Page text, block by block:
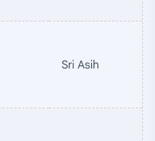
Sri Asih